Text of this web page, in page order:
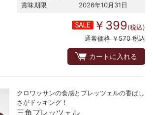
賞味期限
2026年10月31日
￥399(税込)
通常価格 ￥570 税込
カートに入れる
クロワッサンの食感とプレッツェルの香ばし
さがドッキング！
三角プレッツェル